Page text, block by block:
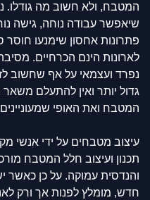
המטבח, ולא חשוב מה גודלו.
שיאפשר עבודה נוחה, גישה
פתרונות אחסון שימנעו
לארונות הינם הכרחיים.
נפרד ועצמאי על אף שחשוב
גדול יותר ואין להתעלם
המטבח ואת האופי שמעוניינים
עיצוב מטבחים על ידי אנשי
תכנון ועיצוב חלל המטבח
והנדסית עמוקה. על כן כאשר
חדש, מומלץ לפנות אך ורק